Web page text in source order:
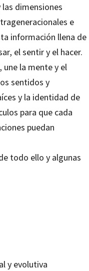
dimensiones
e
información llena de
el sentir y el hacer.
une la mente y el
sentidos y
y la identidad de
para que cada
puedan
todo ello y algunas
y evolutiva